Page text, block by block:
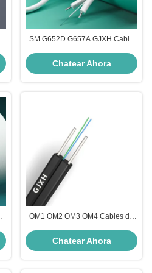
SM G652D G657A GJXH Cable
LSZH Jacket 2 Core
Chatear Ahora
OM1 OM2 OM3 OM4 Cables de
Chatear Ahora